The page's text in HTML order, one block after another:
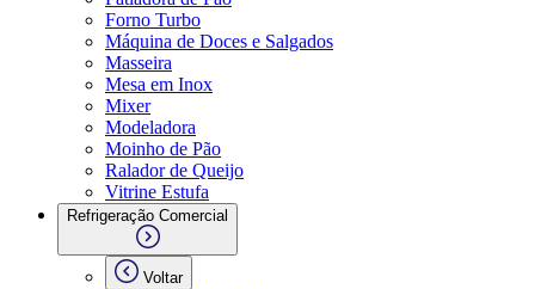
Forno Turbo
Máquina de Doces e Salgados
Masseira
Mesa em Inox
Mixer
Modeladora
Moinho de Pão
Ralador de Queijo
Vitrine Estufa
Refrigeração Comercial
Voltar